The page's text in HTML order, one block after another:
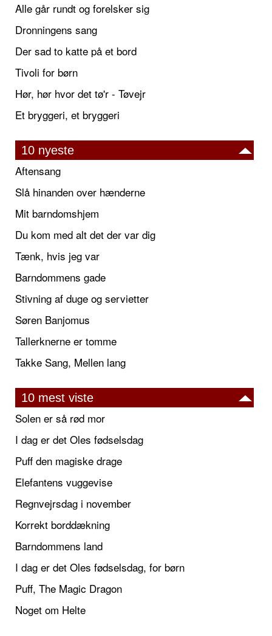
Alle går rundt og forelsker sig
Dronningens sang
Der sad to katte på et bord
Tivoli for børn
Hør, hør hvor det tø'r - Tøvejr
Et bryggeri, et bryggeri
10 nyeste
Aftensang
Slå hinanden over hænderne
Mit barndomshjem
Du kom med alt det der var dig
Tænk, hvis jeg var
Barndommens gade
Stivning af duge og servietter
Søren Banjomus
Tallerknerne er tomme
Takke Sang, Mellen lang
10 mest viste
Solen er så rød mor
I dag er det Oles fødselsdag
Puff den magiske drage
Elefantens vuggevise
Regnvejrsdag i november
Korrekt borddækning
Barndommens land
I dag er det Oles fødselsdag, for børn
Puff, The Magic Dragon
Noget om Helte